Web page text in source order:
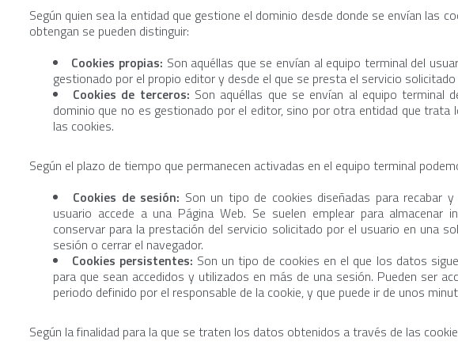
Según quien sea la entidad que gestione el dominio desde donde se envían las
obtengan se pueden distinguir:
Cookies propias: Son aquéllas que se envían al equipo terminal del
gestionado por el propio editor y desde el que se presta el servicio
Cookies de terceros: Son aquéllas que se envían al equipo terminal
dominio que no es gestionado por el editor, sino por otra entidad que
las cookies.
Según el plazo de tiempo que permanecen activadas en el equipo terminal
Cookies de sesión: Son un tipo de cookies diseñadas para recabar
usuario accede a una Página Web. Se suelen emplear para almacenar
conservar para la prestación del servicio solicitado por el usuario en una
sesión o cerrar el navegador.
Cookies persistentes: Son un tipo de cookies en el que los datos
para que sean accedidos y utilizados en más de una sesión. Pueden ser
periodo definido por el responsable de la cookie, y que puede ir de unos
Según la finalidad para la que se traten los datos obtenidos a través de las